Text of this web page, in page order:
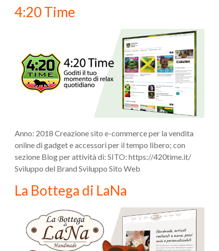
4:20 Time
Anno: 2018 Creazione sito e-commerce per la vendita
online di gadget e accessori per il tempo libero; con
sezione Blog per attività di: SITO: https://420time.it/
Sviluppo del Brand Sviluppo Sito Web
La Bottega di LaNa